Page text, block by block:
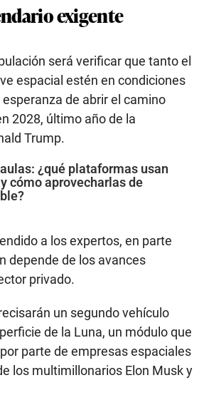
exigente
será verificar que tanto el
espacial estén en condiciones
de abrir el camino
2028, último año de la
Trump.
¿qué plataformas usan
cómo aprovecharlas de
a los expertos, en parte
depende de los avances
privado.
un segundo vehículo
de la Luna, un módulo que
parte de empresas espaciales
los multimillonarios Elon Musk y